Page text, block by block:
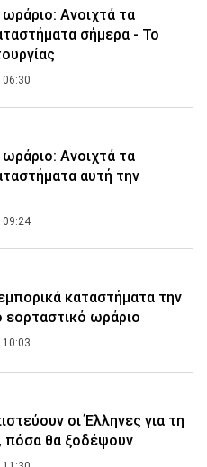
Ανοιχτά τα
σήμερα - Το
Ανοιχτά τα
αυτή την
09:24
καταστήματα την
εορταστικό ωράριο
οι Έλληνες για τη
πόσα θα ξοδέψουν